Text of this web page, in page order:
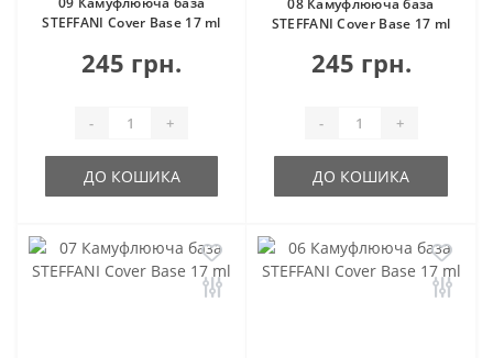
STEFFANI Cover Base 17 ml
245 грн.
- +
ДО КОШИКА
08 Камуфлююча база
STEFFANI Cover Base 17 ml
245 грн.
- +
ДО КОШИКА